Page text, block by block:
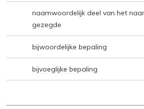
naamwoordelijk deel van het
gezegde
bijwoordelijke bepaling
bijvoeglijke bepaling